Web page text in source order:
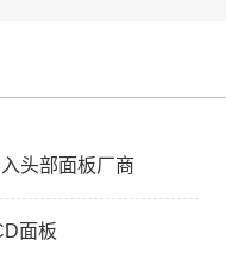
头部面板厂商
面板